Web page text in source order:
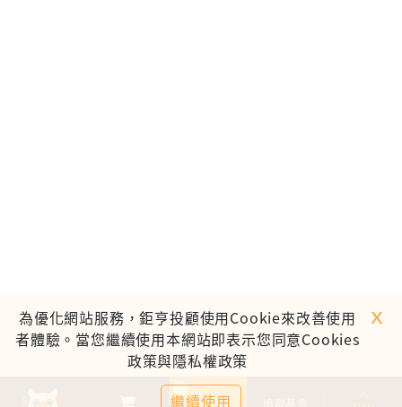
基金比較
0
為優化網站服務，鉅亨投顧使用Cookie來改善使用
者體驗。當您繼續使用本網站即表示您同意Cookies
政策與隱私權政策
繼續使用
ｘ